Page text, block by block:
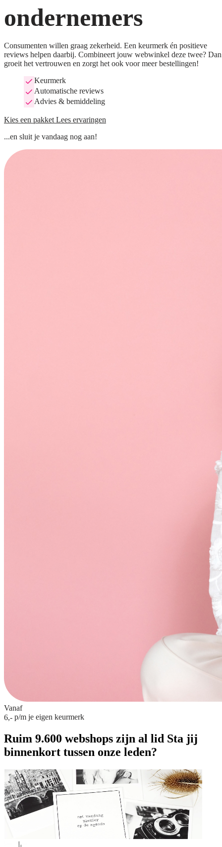
ondernemers
Consumenten willen graag zekerheid. Een keurmerk én positieve
reviews helpen daarbij. Combineert jouw webwinkel deze twee? Dan
groeit het vertrouwen en zorgt het ook voor meer bestellingen!
Keurmerk
Automatische reviews
Advies & bemiddeling
Kies een pakket Lees ervaringen
...en sluit je vandaag nog aan!
Vanaf
6,- p/m je eigen keurmerk
Ruim 9.600 webshops zijn al lid Sta jij
binnenkort tussen onze leden?